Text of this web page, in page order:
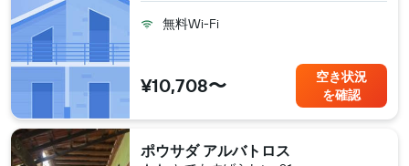
無料Wi-Fi
¥10,708〜
空き状況
を確認
ポウサダ アルバトロス